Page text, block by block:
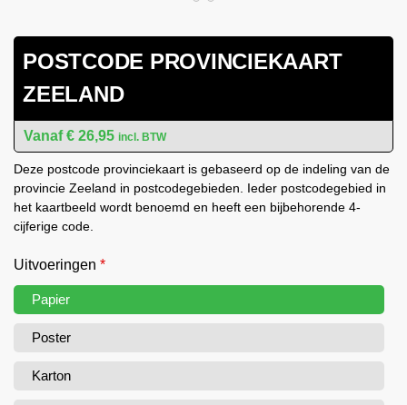
POSTCODE PROVINCIEKAART
ZEELAND
€ 26,95 incl. BTW
Deze postcode provinciekaart is gebaseerd op de indeling van de
provincie Zeeland in postcodegebieden. Ieder postcodegebied in
het kaartbeeld wordt benoemd en heeft een bijbehorende 4-
cijferige code.
Uitvoeringen *
Papier
Poster
Karton